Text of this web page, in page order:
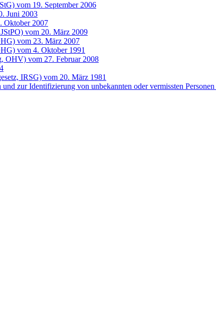
vom 19. September 2006
Juni 2003
Oktober 2007
vom 20. März 2009
vom 23. März 2007
vom 4. Oktober 1991
OHV) vom 27. Februar 2008
IRSG) vom 20. März 1981
zur Identifizierung von unbekannten oder vermissten